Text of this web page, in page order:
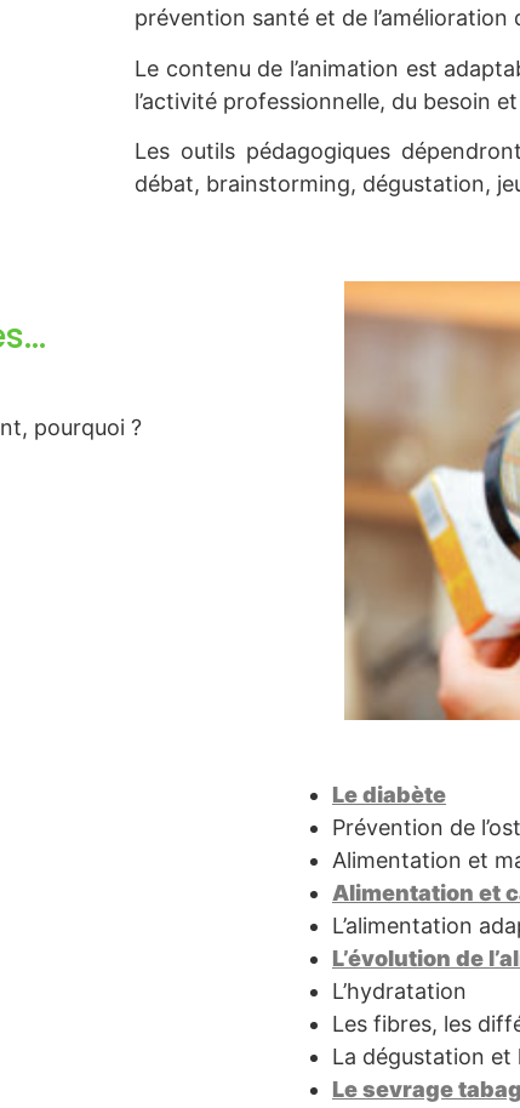
prévention santé et de
Le contenu de l’animation est
l’activité professionnelle, du besoin
Les outils pédagogiques
débat, brainstorming, dégustation,
pourquoi ?
Le diabète
Prévention de
Alimentation et
Alimentation et
L’alimentation
L’évolution de
L’hydratation
Les fibres, les
La dégustation et
Le sevrage